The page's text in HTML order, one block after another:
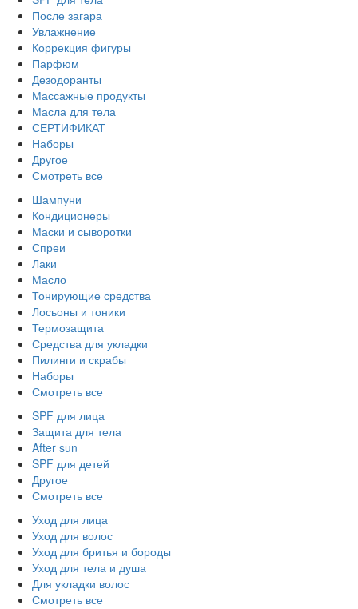
После загара
Увлажнение
Коррекция фигуры
Парфюм
Дезодоранты
Массажные продукты
Масла для тела
СЕРТИФИКАТ
Наборы
Другое
Смотреть все
Шампуни
Кондиционеры
Маски и сыворотки
Спреи
Лаки
Масло
Тонирующие средства
Лосьоны и тоники
Термозащита
Средства для укладки
Пилинги и скрабы
Наборы
Смотреть все
SPF для лица
Защита для тела
After sun
SPF для детей
Другое
Смотреть все
Уход для лица
Уход для волос
Уход для бритья и бороды
Уход для тела и душа
Для укладки волос
Смотреть все